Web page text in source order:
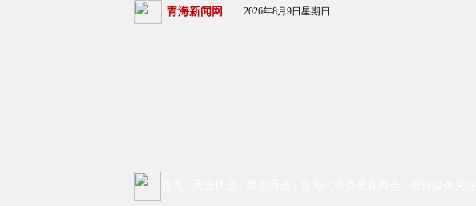
青海新闻网 2026年8月9日星期日